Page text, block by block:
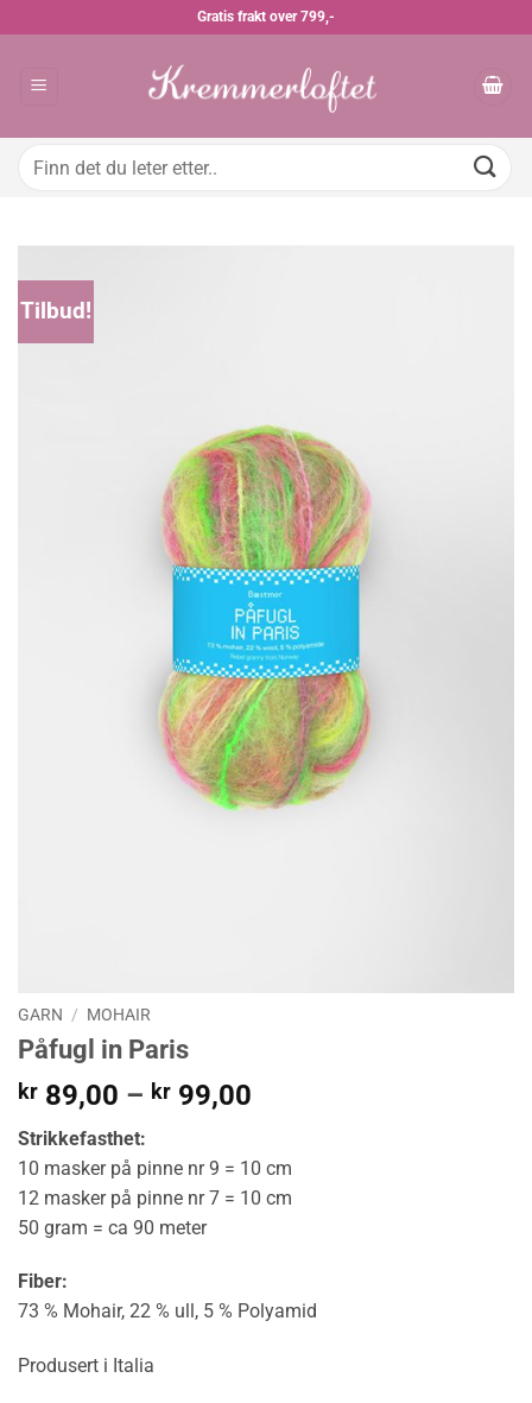
Gratis frakt over 799,-
Søk
Tilbud!
GARN / MOHAIR
Påfugl in Paris
kr 89,00 – kr 99,00
kr 99,00
Strikkefasthet:
10 masker på pinne nr 9 = 10 cm
12 masker på pinne nr 7 = 10 cm
50 gram = ca 90 meter
Fiber:
73 % Mohair, 22 % ull, 5 % Polyamid
Produsert i Italia